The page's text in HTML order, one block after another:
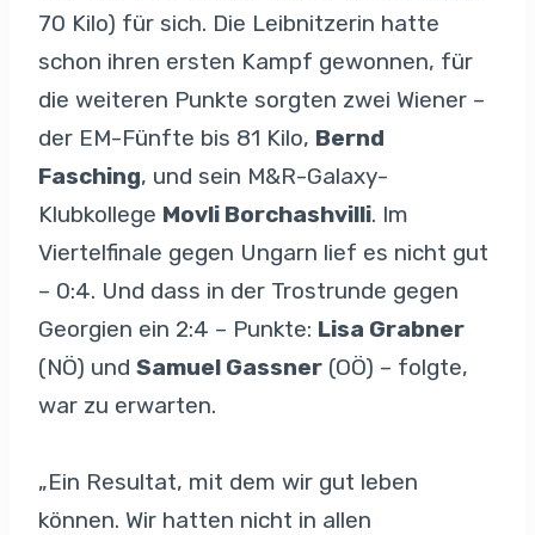
70 Kilo) für sich. Die Leibnitzerin hatte
schon ihren ersten Kampf gewonnen, für
die weiteren Punkte sorgten zwei Wiener –
der EM-Fünfte bis 81 Kilo, Bernd
Fasching, und sein M&R-Galaxy-
Klubkollege Movli Borchashvilli. Im
Viertelfinale gegen Ungarn lief es nicht gut
– 0:4. Und dass in der Trostrunde gegen
Georgien ein 2:4 – Punkte: Lisa Grabner
(NÖ) und Samuel Gassner (OÖ) – folgte,
war zu erwarten.
„Ein Resultat, mit dem wir gut leben
können. Wir hatten nicht in allen